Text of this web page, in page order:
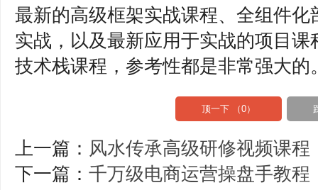
最新的高级框架实战课程、全组件
实战，以及最新应用于实战的项目
技术栈课程，参考性都是非常强大的
顶一下 （0）
上一篇： 风水传承高级研修视频课程
下一篇： 千万级电商运营操盘手教程